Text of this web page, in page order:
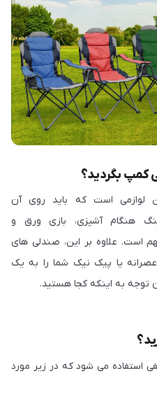
کمپ بگردید؟
لوازمی است که باید روی آن
هنگام آشپزی، بازی ورق و
است. علاوه بر این، صندلی های
یا پیک نیک شما را به یک
توجه به اینکه کجا هستید.
استفاده می شود که در زیر مورد